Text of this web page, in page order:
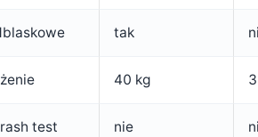
tak
40 kg
test nie